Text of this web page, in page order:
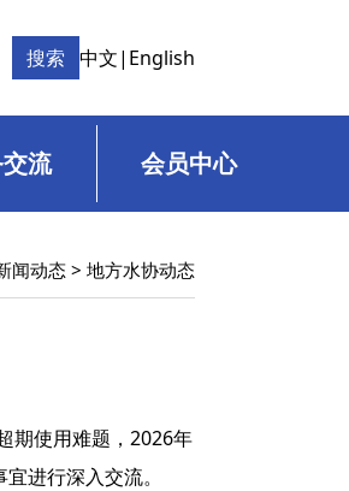
搜索 中文| English
流 会员中心
闻动态 > 地方水协动态
期使用难题，2026年
进行深入交流。